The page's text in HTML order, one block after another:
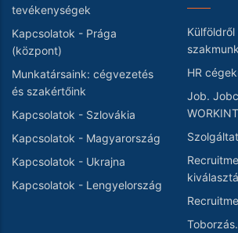
tevékenységek
Kapcsolatok - Prága
(központ)
Munkatársaink: cégvezetés
és szakértőink
Kapcsolatok - Szlovákia
Kapcsolatok - Magyarország
Kapcsolatok - Ukrajna
Kapcsolatok - Lengyelország
HR
Job.